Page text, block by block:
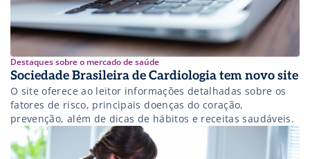
Destaques sobre o mercado de saúde
Sociedade Brasileira de Cardiologia tem novo site
O site oferece ao leitor informações detalhadas sobre os
fatores de risco, principais doenças do coração,
prevenção, além de dicas de hábitos e receitas saudáveis.